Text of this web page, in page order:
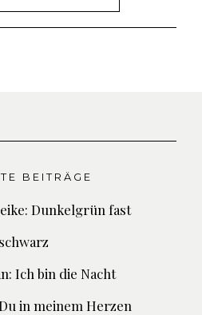
BEITRÄGE
Dunkelgrün fast
schwarz
Ich bin die Nacht
in meinem Herzen